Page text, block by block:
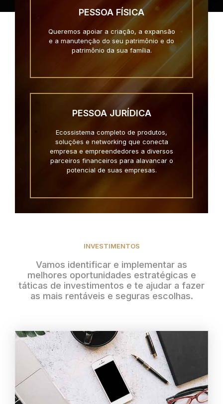
PESSOA FÍSICA
Queremos apoiar a criação, a expansão
e a manutenção do seu patrimônio e do
patrimônio da sua família.
PESSOA JURÍDICA
Ecossistema completo de produtos,
soluções e networking que conecta
empresa e empreendedores a diversos
parceiros financeiros para alavancar o
potencial de suas empresas.
INVESTIMENTOS
Vamos identificar e implementar as
melhores oportunidades estratégicas e
táticas de investimentos e te ajudar a fazer
as mais rentáveis e seguras escolhas.